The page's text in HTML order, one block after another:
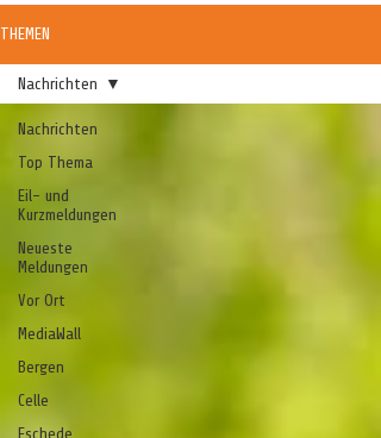
THEMEN
Nachrichten
Top Thema
Eil- und
Kurzmeldungen
Neueste
Meldungen
Vor Ort
MediaWall
Bergen
Celle
Eschede
Nachrichten